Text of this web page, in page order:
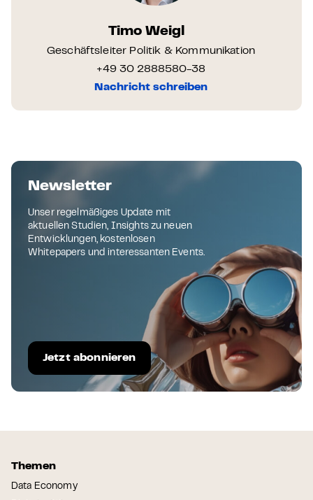
Timo Weigl
Geschäftsleiter Politik & Kommunikation
+49 30 2888580-38
Nachricht schreiben
Newsletter
Unser regelmäßiges Update mit
aktuellen Studien, Insights zu neuen
Entwicklungen, kostenlosen
Whitepapers und interessanten Events.
Jetzt abonnieren
Themen
Data Economy